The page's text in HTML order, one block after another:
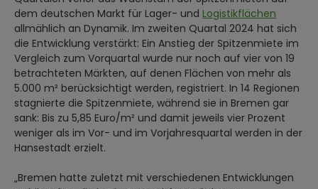
dem deutschen Markt für Lager- und Logistikflächen
allmählich an Dynamik. Im zweiten Quartal 2024 hat sich
die Entwicklung verstärkt: Ein Anstieg der Spitzenmiete im
Vergleich zum Vorquartal wurde nur noch auf vier von 19
betrachteten Märkten, auf denen Flächen von mehr als
5.000 m² berücksichtigt werden, registriert. In 14 Regionen
stagnierte die Spitzenmiete, während sie in Bremen gar
sank: Bis zu 5,85 Euro/m² und damit jeweils vier Prozent
weniger als im Vor- und im Vorjahresquartal werden in der
Hansestadt erzielt.
„Bremen hatte zuletzt mit verschiedenen Entwicklungen